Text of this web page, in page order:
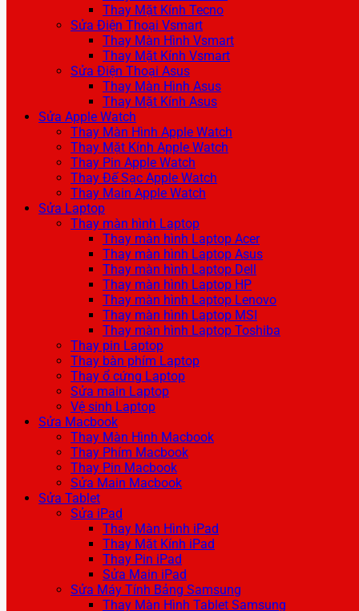
Thay Mặt Kính Tecno
Sửa Điện Thoại Vsmart
Thay Màn Hình Vsmart
Thay Mặt Kính Vsmart
Sửa Điện Thoại Asus
Thay Màn Hình Asus
Thay Mặt Kính Asus
Sửa Apple Watch
Thay Màn Hình Apple Watch
Thay Mặt Kính Apple Watch
Thay Pin Apple Watch
Thay Đế Sạc Apple Watch
Thay Main Apple Watch
Sửa Laptop
Thay màn hình Laptop
Thay màn hình Laptop Acer
Thay màn hình Laptop Asus
Thay màn hình Laptop Dell
Thay màn hình Laptop HP
Thay màn hình Laptop Lenovo
Thay màn hình Laptop MSI
Thay màn hình Laptop Toshiba
Thay pin Laptop
Thay bàn phím Laptop
Thay ổ cứng Laptop
Sửa main Laptop
Vệ sinh Laptop
Sửa Macbook
Thay Màn Hình Macbook
Thay Phím Macbook
Thay Pin Macbook
Sửa Main Macbook
Sửa Tablet
Sửa iPad
Thay Màn Hình iPad
Thay Mặt Kính iPad
Thay Pin iPad
Sửa Main iPad
Sửa Máy Tính Bảng Samsung
Thay Màn Hình Tablet Samsung